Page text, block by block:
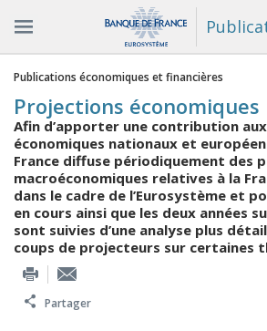
Vous êtes ici
Publications économiques et financières
Projections économiques
Afin d’apporter une contribution
économiques nationaux et
France diffuse périodiquement des
macroéconomiques relatives à la
dans le cadre de l’Eurosystème et
en cours ainsi que les deux années
sont suivies d’une analyse plus
coups de projecteurs sur certaines
Partager